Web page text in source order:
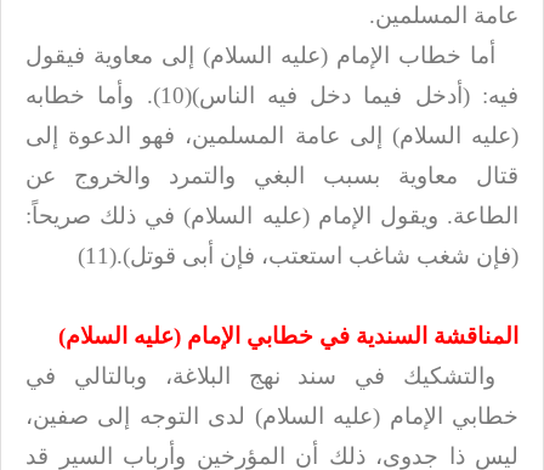
عامة المسلمين.
أما خطاب الإمام (عليه السلام) إلى معاوية فيقول
فيه: (أدخل فيما دخل فيه الناس)(10). وأما
خطابه
(عليه السلام) إلى عامة المسلمين، فهو الدعوة إلى
قتال معاوية بسبب البغي والتمرد
والخروج عن
الطاعة. ويقول الإمام (عليه السلام) في ذلك صريحاً:
(فإن شغب شاغب استعتب، فإن أبى قوتل).(11 (
المناقشة السندية في خطابي الإمام (عليه السلام(
والتشكيك في سند نهج البلاغة، وبالتالي في
خطابي الإمام (عليه السلام) لدى التوجه إلى صفين،
ليس ذا جدوى، ذلك أن المؤرخين وأرباب السير قد